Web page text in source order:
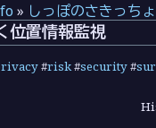
» しっぽのさきっちょ
位置情報監視
#risk#security#